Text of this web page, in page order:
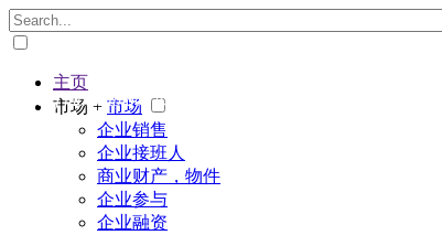
The big marketplace for business
主页
市场 + 市场
企业销售
企业接班人
商业财产，物件
企业参与
企业融资